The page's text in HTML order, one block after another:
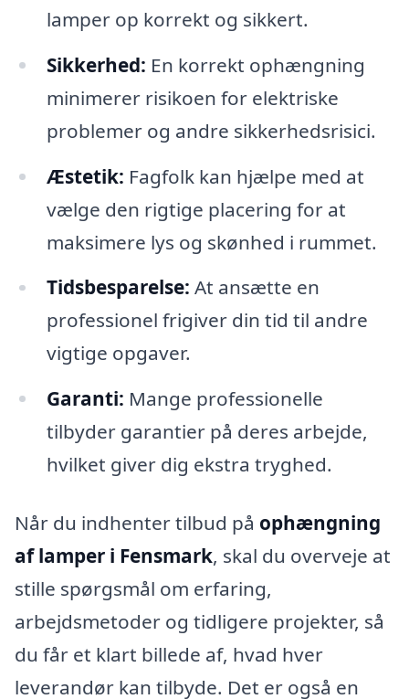
lamper op korrekt og sikkert.
Sikkerhed: En korrekt ophængning
minimerer risikoen for elektriske
problemer og andre sikkerhedsrisici.
Æstetik: Fagfolk kan hjælpe med at
vælge den rigtige placering for at
maksimere lys og skønhed i rummet.
Tidsbesparelse: At ansætte en
professionel frigiver din tid til andre
vigtige opgaver.
Garanti: Mange professionelle
tilbyder garantier på deres arbejde,
hvilket giver dig ekstra tryghed.
Når du indhenter tilbud på ophængning
af lamper i Fensmark, skal du overveje at
stille spørgsmål om erfaring,
arbejdsmetoder og tidligere projekter, så
du får et klart billede af, hvad hver
leverandør kan tilbyde. Det er også en